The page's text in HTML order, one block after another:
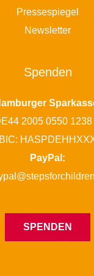
Pressespiegel
Newsletter
Spenden
2005 0550
BIC:
PayPal:
SPENDEN